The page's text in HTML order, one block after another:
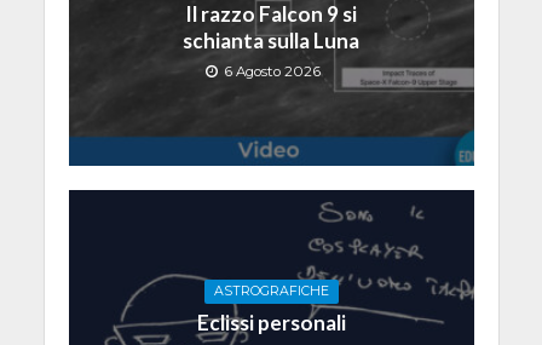
Il razzo Falcon 9 si
schianta sulla Luna
6 Agosto 2026
ASTROGRAFICHE
Eclissi personali